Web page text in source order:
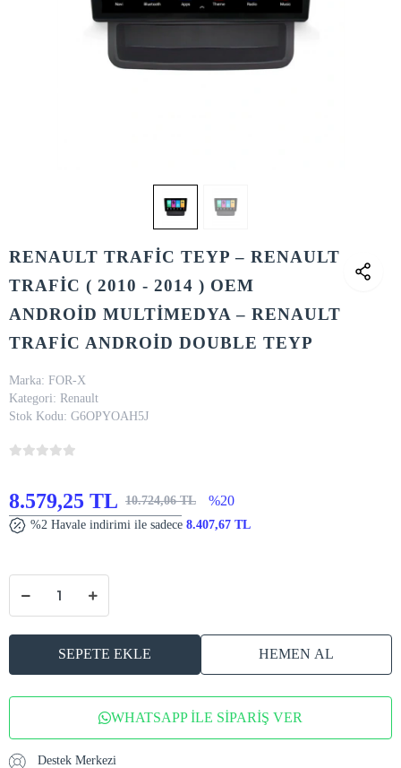
RENAULT TRAFİC TEYP – RENAULT
TRAFİC ( 2010 - 2014 ) OEM
ANDROİD MULTİMEDYA – RENAULT
TRAFİC ANDROİD DOUBLE TEYP
Marka: FOR-X
Kategori: Renault
Stok Kodu: G6OPYOAH5J
8.579,25 TL 10.724,06 TL %20
%2 Havale indirimi ile sadece 8.407,67 TL
SEPETE EKLE HEMEN AL
WHATSAPP İLE SİPARİŞ VER
Destek Merkezi